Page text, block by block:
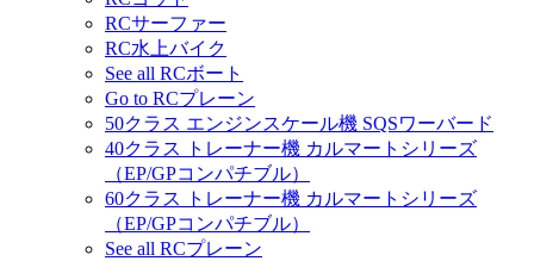
RCサーファー
RC水上バイク
See all RCボート
Go to RCプレーン
50クラス エンジンスケール機 SQSワーバード
40クラス トレーナー機 カルマートシリーズ
（EP/GPコンパチブル）
60クラス トレーナー機 カルマートシリーズ
（EP/GPコンパチブル）
See all RCプレーン